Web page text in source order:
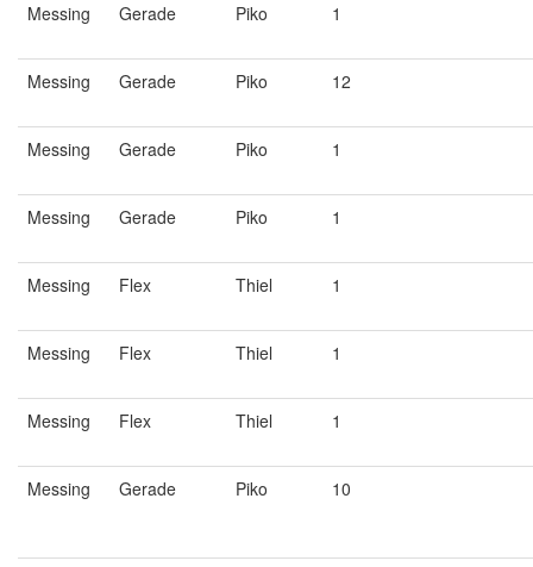
Messing Gerade Piko 1
Messing Gerade Piko 12
Messing Gerade Piko 1
Messing Gerade Piko 1
Messing Flex Thiel 1
Messing Flex Thiel 1
Messing Flex Thiel 1
Messing Gerade Piko 10